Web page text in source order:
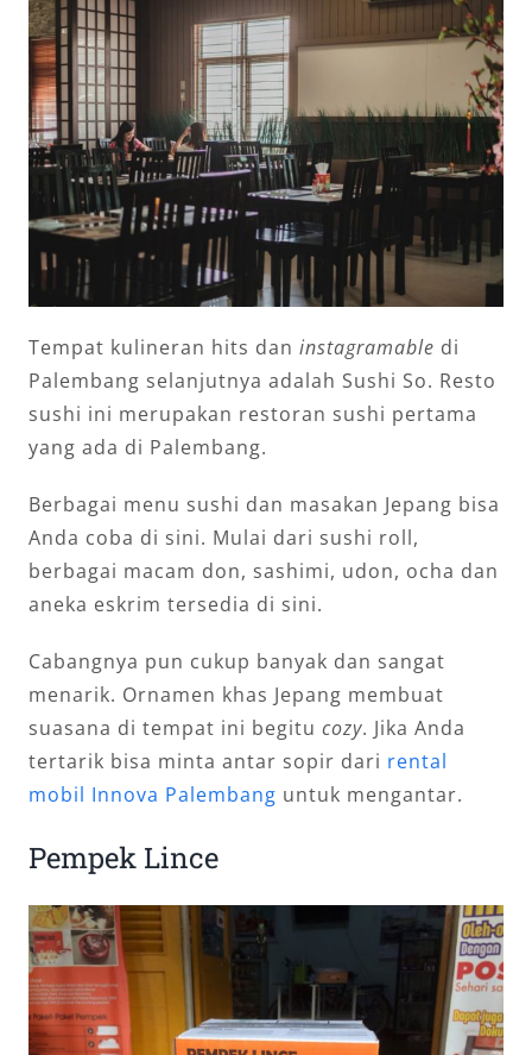
Tempat kulineran hits dan instagramable di
Palembang selanjutnya adalah Sushi So. Resto
sushi ini merupakan restoran sushi pertama
yang ada di Palembang.
Berbagai menu sushi dan masakan Jepang bisa
Anda coba di sini. Mulai dari sushi roll,
berbagai macam don, sashimi, udon, ocha dan
aneka eskrim tersedia di sini.
Cabangnya pun cukup banyak dan sangat
menarik. Ornamen khas Jepang membuat
suasana di tempat ini begitu cozy. Jika Anda
tertarik bisa minta antar sopir dari rental
mobil Innova Palembang untuk mengantar.
Pempek Lince